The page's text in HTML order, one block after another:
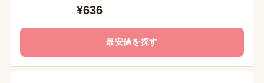
¥636
最安値を探す